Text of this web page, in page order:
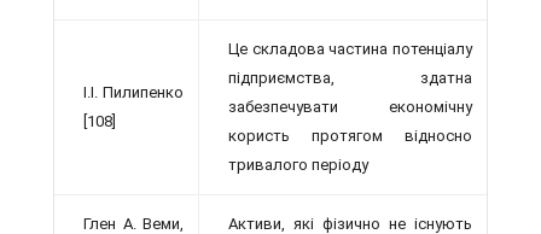
І.І. Пилипенко
[108]
Це складова частина потенціалу
підпри­ємства, здатна
забезпечувати економічну
користь протягом відносно
тривалого пе­ріоду
Глен А. Веми,
Активи, які фізично не існують